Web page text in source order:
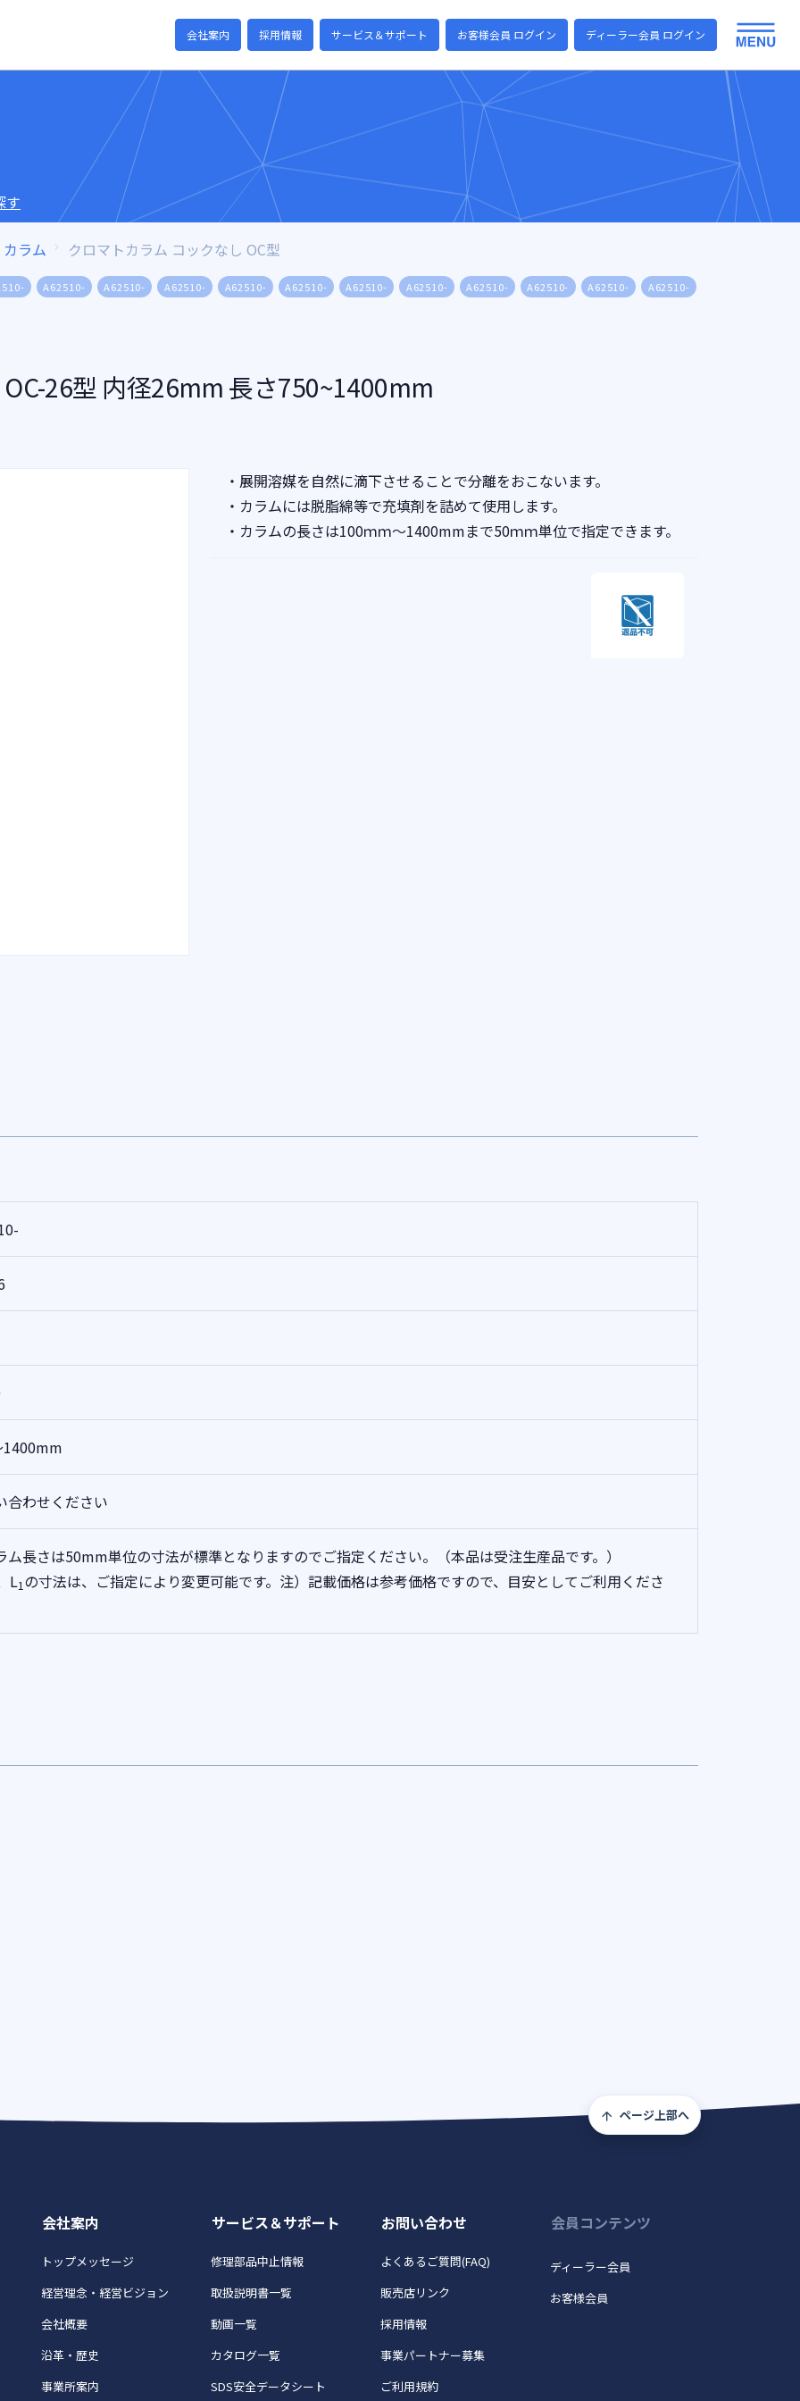
会社案内 採用情報 サービス＆サポート お客様会員 ログイン ディーラー会員 ログイン
す
カラム クロマトカラム コックなし OC型
A62510- A62510- A62510- A62510- A62510- A62510- A62510- A62510- A62510- A62510- A62510-
26型 内径26mm 長さ750~1400mm
・展開溶媒を自然に滴下させることで分離をおこないます。
・カラムには脱脂綿等で充填剤を詰めて使用します。
・カラムの長さは100ｍｍ～1400mmまで50ｍｍ単位で指定できます。
1400mm
合わせください
長さは50mm単位の寸法が標準となりますのでご指定ください。（本品は受注生産品です。）
L1 の寸法は、ご指定により変更可能です。注）記載価格は参考価格ですので、目安としてご利用くださ
ページ上部へ
会社案内
トップメッセージ
経営理念・経営ビジョン
会社概要
沿革・歴史
事業所案内
サービス＆サポート
修理部品中止情報
取扱説明書一覧
動画一覧
カタログ一覧
SDS安全データシート
お問い合わせ
よくあるご質問(FAQ)
販売店リンク
採用情報
事業パートナー募集
ご利用規約
会員コンテンツ
ディーラー会員
お客様会員